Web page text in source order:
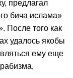
предлагал
бича ислама»
После того как
удалось якобы
ему еще